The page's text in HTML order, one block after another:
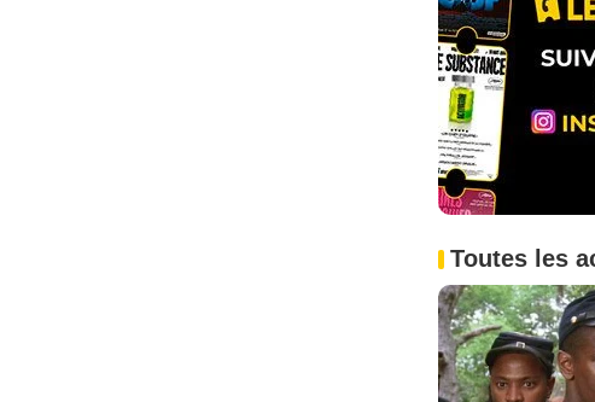
Toutes les